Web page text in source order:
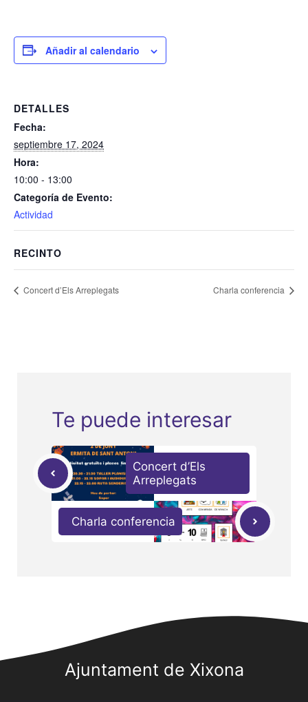
Añadir al calendario
DETALLES
Fecha:
septiembre 17, 2024
Hora:
10:00 - 13:00
Categoría de Evento:
Actividad
RECINTO
Concert d’Els Arreplegats Charla conferencia
Te puede interesar
Concert d’Els
Arreplegats
Charla conferencia
Ajuntament de Xixona